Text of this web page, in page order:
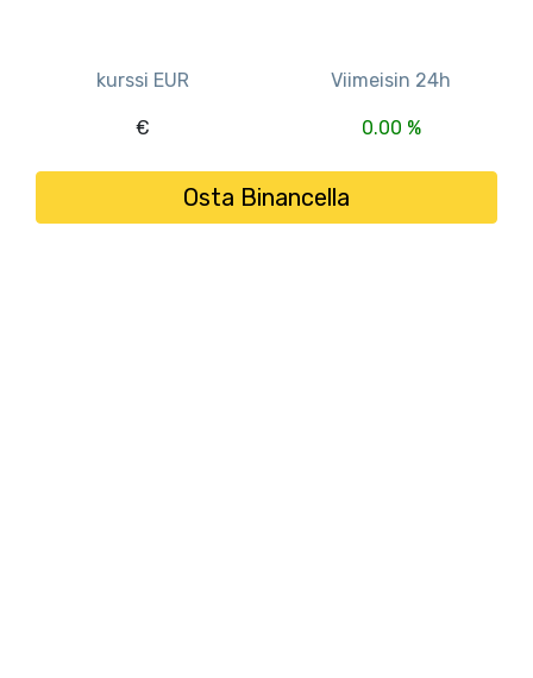
kurssi EUR
€
Viimeisin 24h
0.00 %
Osta Binancella